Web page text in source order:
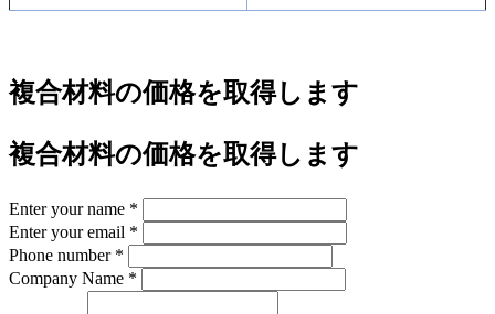
複合材料の価格を取得します
複合材料の価格を取得します
Enter your name *
Enter your email *
Phone number *
Company Name *